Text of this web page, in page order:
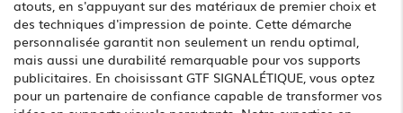
atouts, en s'appuyant sur des matériaux de premier choix et
des techniques d'impression de pointe. Cette démarche
personnalisée garantit non seulement un rendu optimal,
mais aussi une durabilité remarquable pour vos supports
publicitaires. En choisissant GTF SIGNALÉTIQUE, vous optez
pour un partenaire de confiance capable de transformer vos